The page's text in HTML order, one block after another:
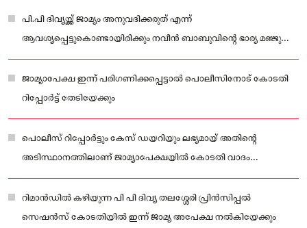
പി.പി ദിവ്യയ്ക്ക് ജാമ്യം അനുവദിക്കരുത് എന്ന്
ആവശ്യപ്പെട്ടുകൊണ്ടായിരിക്കും നവീന്‍ ബാബുവിന്റെ ഭാര്യ മഞ്ജുഷ
കക്ഷിചേരുക
ജാമ്യാപേക്ഷ ഇന്ന് പരിഗണിക്കപ്പെട്ടാല്‍ പൊലീസിനോട് കോടതി
റിപ്പോര്‍ട്ട് തേടിയേക്കും
പൊലീസ് റിപ്പോര്‍ട്ടും കേസ് ഡയറിയും ലഭ്യമായ് അതിന്റെ
അടിസ്ഥാനത്തിലാണ് ജാമ്യാപേക്ഷയില്‍ കോടതി വാദം
കേള്‍ക്കുക.
റിമാന്‍ഡില്‍ കഴിയുന്ന പി പി ദിവ്യ തലശ്ശേരി പ്രിന്‍സിപ്പല്‍
സെഷന്‍സ് കോടതിയില്‍ ഇന്ന് ജാമ്യ അപേക്ഷ നൽകിയേക്കും